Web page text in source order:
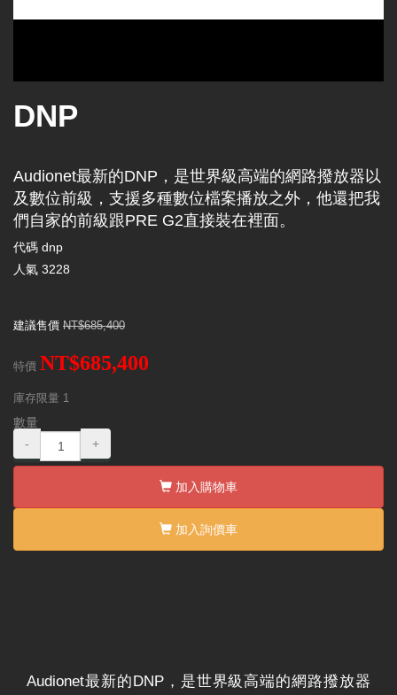
DNP
Audionet最新的DNP，是世界級高端的網路撥放器以
及數位前級，支援多種數位檔案播放之外，他還把我
們自家的前級跟PRE G2直接裝在裡面。
代碼 dnp
人氣 3228
建議售價 NT$685,400
特價 NT$685,400
庫存限量 1
數量
-
+
加入購物車
加入詢價車
Audionet最新的DNP，是世界級高端的網路撥放器